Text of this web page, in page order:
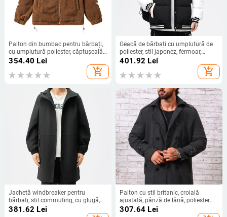
Palton din bumbac pentru bărbați,
cu umplutură poliester, căptușeală
poliester, fermoar frontal, guler înalt.
354.40 Lei
add_shopping_cart
Geacă de bărbați cu umplutură de
poliester, stil japonez, fermoar,
căptușeală poliesterică
401.92 Lei
add_shopping_cart
Jachetă windbreaker pentru
bărbați, stil commuting, cu glugă,
fermoar, croială lejeră, lungime
381.62 Lei
Palton cu stil britanic, croială
ajustată, pânză de lână, poliester
96%+, primăvara 2024
307.64 Lei